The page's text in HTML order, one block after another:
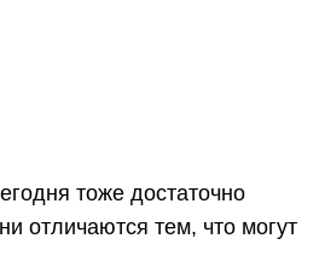
из стен, расширив
таких перегородок